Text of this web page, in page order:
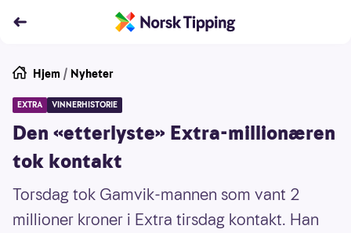
Hjem / Nyheter
EXTRA VINNERHISTORIE
Den «etterlyste» Extra-millionæren
tok kontakt
Torsdag tok Gamvik-mannen som vant 2
millioner kroner i Extra tirsdag kontakt. Han